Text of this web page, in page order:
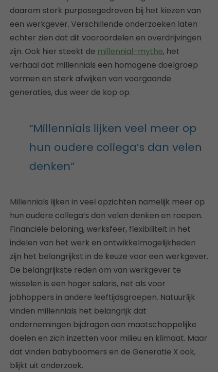
daarom sterk purposegedreven bij het kiezen van
een werkgever. Verschillende onderzoeken laten
echter zien dat dit vooroordelen en overdrijvingen
zijn. Ook hier steekt de millennial-mythe, het
verhaal dat millennials een homogene doelgroep
vormen en sterk afwijken van voorgaande
generaties, dus weer de kop op.
“Millennials lijken veel meer op
hun oudere collega’s dan velen
denken”
Millennials lijken in veel opzichten namelijk meer op
hun oudere collega’s dan velen denken en roepen.
Financiële beloning, werksfeer, flexibiliteit in het
indelen van het werk en ontwikkelmogelijkheden
zijn het belangrijkst in de keuze voor een werkgever.
De belangrijkste reden om van werkgever te
wisselen is een hoger salaris, net als voor
jobhoppers in andere leeftijdsgroepen. Natuurlijk
vinden millennials het belangrijk dat
ondernemingen bijdragen aan maatschappelijke
doelen en zich inzetten voor milieu en klimaat. Maar
dat vinden babyboomers en de Generatie X ook,
blijkt uit onderzoek.